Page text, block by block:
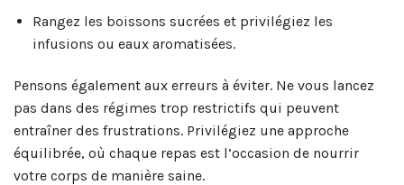
Rangez les boissons sucrées et privilégiez les
infusions ou eaux aromatisées.
Pensons également aux erreurs à éviter. Ne vous lancez
pas dans des régimes trop restrictifs qui peuvent
entraîner des frustrations. Privilégiez une approche
équilibrée, où chaque repas est l’occasion de nourrir
votre corps de manière saine.